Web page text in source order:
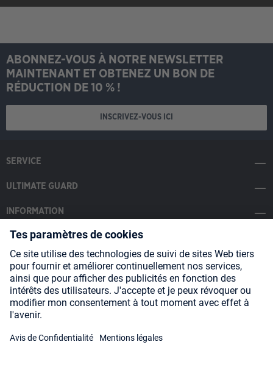
ABONNEZ-VOUS À NOTRE NEWSLETTER
MAINTENANT ET OBTENEZ UN BON DE
RÉDUCTION DE 10 % !
INSCRIVEZ-VOUS ICI
SERVICE
ULTIMATE GUARD
INFORMATION
SOCIAL MEDIA
Payment Methods
Shipping